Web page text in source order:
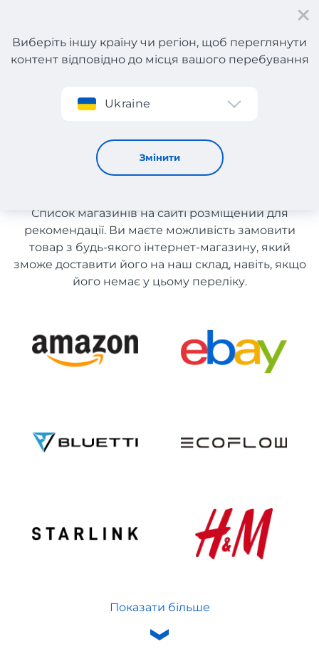
Реєстрація
Виберіть іншу країну чи регіон, щоб переглянути
контент відповідно до місця вашого перебування
Ukraine
Змінити
Все для дитячої кімнати з Англії
Все для дитячої кімнати з
Англії
Список магазинів на сайті розміщений для
рекомендації. Ви маєте можливість замовити
товар з будь-якого інтернет-магазину, який
зможе доставити його на наш склад, навіть, якщо
його немає у цьому переліку.
Показати більше